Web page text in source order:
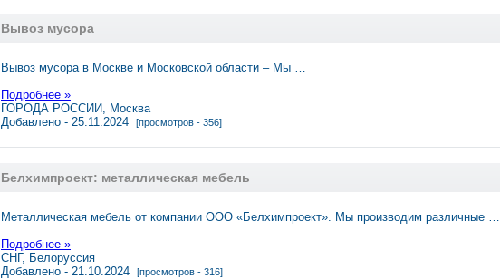
Вывоз мусора
Вывоз мусора в Москве и Московской области – Мы …
Подробнее »
ГОРОДА РОССИИ, Москва
Добавлено - 25.11.2024
[просмотров - 356]
Белхимпроект: металлическая мебель
Металлическая мебель от компании ООО «Белхимпроект». Мы производим различные …
Подробнее »
СНГ, Белоруссия
Добавлено - 21.10.2024
[просмотров - 316]